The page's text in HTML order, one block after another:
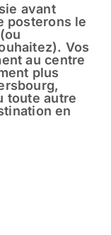
avant
posterons le
Vos
au centre
plus
toute autre
en